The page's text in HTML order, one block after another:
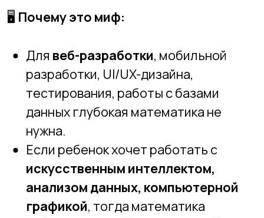
🎯
математики, предложите ему
попробоватьHTML, CSS, UX/UI-
дизайн или Python , где сложные
расчеты не нужны.
Покажите, что дажепрограммисты
часто используют готовые
библиотекии не пишут
математические формулы вручную.
Миф 3: «Программирование — это
скучно и однообразно»